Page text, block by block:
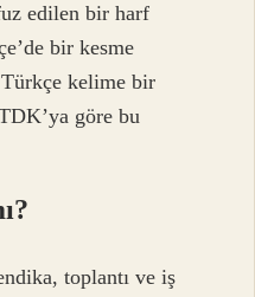
edilen bir harf
bir kesme
kelime bir
göre bu
toplantı ve iş